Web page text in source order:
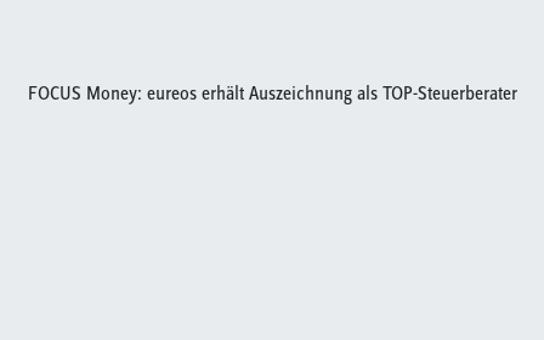
FOCUS Money: eureos erhält Auszeichnung als TOP-Steuerberater